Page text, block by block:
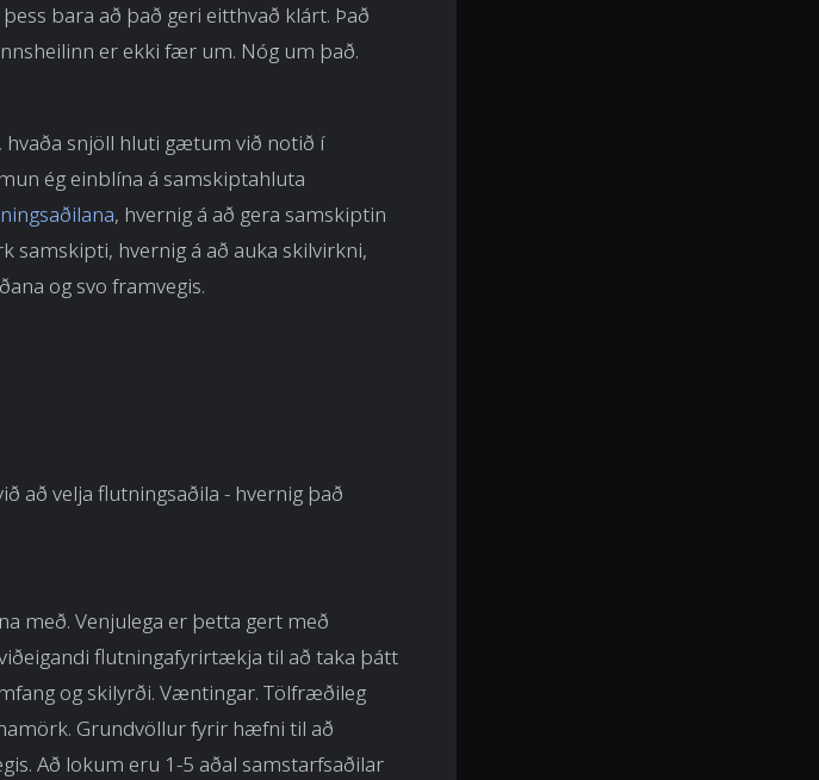
bara að það geri eitthvað klárt. Það
er ekki fær um. Nóg um það.
snjöll hluti gætum við notið í
ég einblína á samskiptahluta
, hvernig á að gera samskiptin
samskipti, hvernig á að auka skilvirkni,
og svo framvegis.
að velja flutningsaðila - hvernig það
með. Venjulega er þetta gert með
flutningafyrirtækja til að taka þátt
og skilyrði. Væntingar. Tölfræðileg
Grundvöllur fyrir hæfni til að
Að lokum eru 1-5 aðal samstarfsaðilar